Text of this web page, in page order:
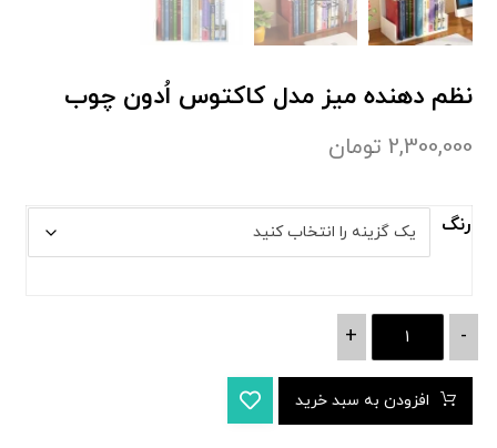
نظم دهنده میز مدل کاکتوس اُدون چوب
2,300,000 تومان
رنگ
-
+
افزودن به سبد خرید